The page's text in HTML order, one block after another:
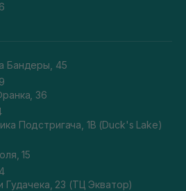
Бандеры, 45
36
Подстригача, 1В (Duck's Lake)
15
Гудачека, 23 (ТЦ Экватор)